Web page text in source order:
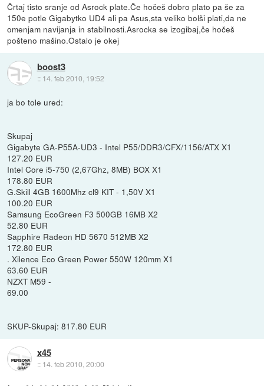
Črtaj tisto sranje od Asrock plate.Če hočeš dobro plato pa še za
150e potle Gigabytko UD4 ali pa Asus,sta veliko bolši plati,da ne
omenjam navijanja in stabilnosti.Asrocka se izogibaj,če hočeš
pošteno mašino.Ostalo je okej
boost3
:: 14. feb 2010, 19:52
ja bo tole ured:
Skupaj
Gigabyte GA-P55A-UD3 - Intel P55/DDR3/CFX/1156/ATX X1
127.20 EUR
Intel Core i5-750 (2,67Ghz, 8MB) BOX X1
178.80 EUR
G.Skill 4GB 1600Mhz cl9 KIT - 1,50V X1
100.20 EUR
Samsung EcoGreen F3 500GB 16MB X2
52.80 EUR
Sapphire Radeon HD 5670 512MB X2
172.80 EUR
. Xilence Eco Green Power 550W 120mm X1
63.60 EUR
NZXT M59 -
69.00
SKUP-Skupaj: 817.80 EUR
x45
:: 14. feb 2010, 20:00